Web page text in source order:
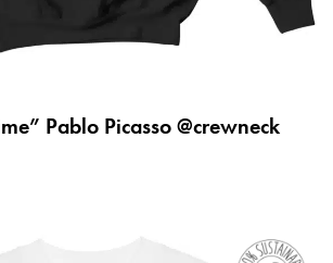
Pablo Picasso @crewneck